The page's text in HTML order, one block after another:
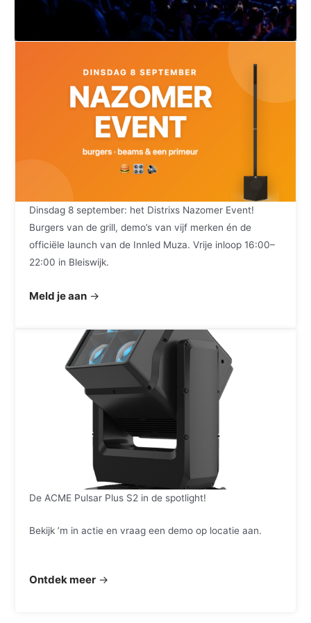
Dinsdag 8 september: het Distrixs Nazomer Event!
Burgers van de grill, demo’s van vijf merken én de
officiële launch van de Innled Muza. Vrije inloop 16:00–
22:00 in Bleiswijk.
Meld je aan →
De ACME Pulsar Plus S2 in de spotlight!
Bekijk ’m in actie en vraag een demo op locatie aan.
Ontdek meer →